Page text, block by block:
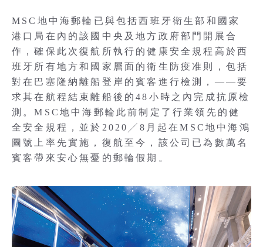
MSC地中海郵輪已與包括西班牙衛生部和國家
港口局在內的該國中央及地方政府部門開展合
作，確保此次復航所執行的健康安全規程高於西
班牙所有地方和國家層面的衛生防疫准則，包括
對在巴塞隆納離船登岸的賓客進行檢測，——要
求其在航程結束離船後的48小時之內完成抗原檢
測。MSC地中海郵輪此前制定了行業領先的健
全安全規程，並於2020╱8月起在MSC地中海鴻
圖號上率先實施，復航至今，該公司已為數萬名
賓客帶來安心無憂的郵輪假期。